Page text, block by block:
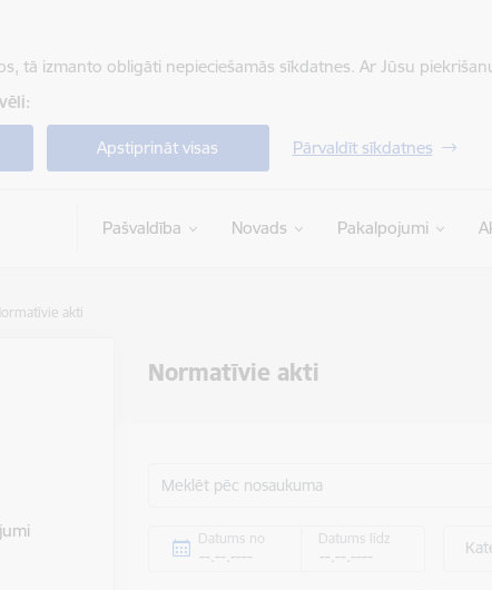
tā izmanto obligāti nepieciešamās sīkdatnes. Ar Jūsu
Apstiprināt visas Pārvaldīt sīkdatnes
Pašvaldība Novads Pakalpojumi
akti
Normatīvie akti
Meklēt pēc nosaukuma
Datums no Datums līdz